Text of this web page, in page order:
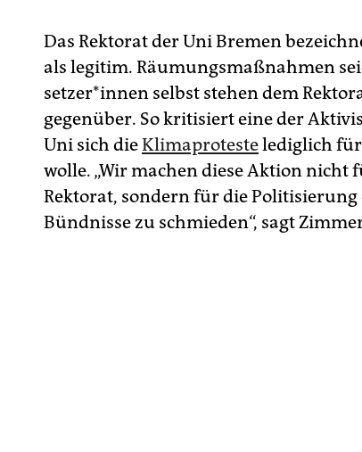
Das Rektorat der Uni Bremen
als legitim. Räumungsmaßnahmen
set­ze­r*in­nen selbst stehen dem
gegenüber. So kritisiert eine der
Uni sich dieKlimaprotestelediglich
wolle. „Wir machen diese Aktion
Rektorat, sondern für die
Bündnisse zu schmieden“, sagt